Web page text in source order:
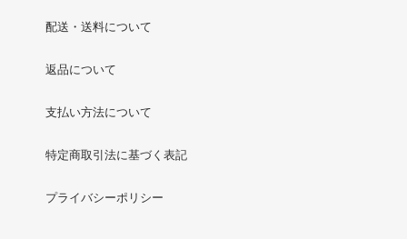
配送・送料について
返品について
支払い方法について
特定商取引法に基づく表記
プライバシーポリシー